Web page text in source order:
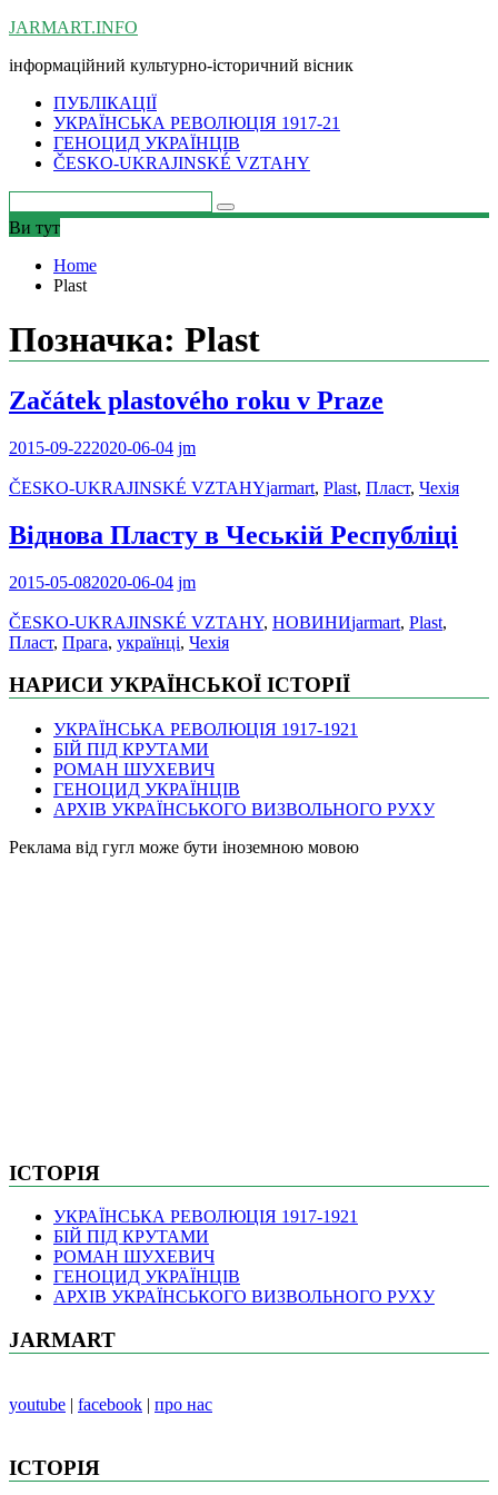
Skip
content
JARMART.INFO
інформаційний культурно-історичний вісник
ПУБЛІКАЦІЇ
УКРАЇНСЬКА РЕВОЛЮЦІЯ 1917-21
ГЕНОЦИД УКРАЇНЦІВ
ČESKO-UKRAJINSKÉ VZTAHY
Ви тут
Home
Plast
Позначка: Plast
Začátek plastového roku v Praze
2015-09-222020-06-04 jm
ČESKO-UKRAJINSKÉ VZTAHYjarmart, Plast, Пласт, Чехія
Віднова Пласту в Чеській Республіці
2015-05-082020-06-04 jm
ČESKO-UKRAJINSKÉ VZTAHY, НОВИНИjarmart, Plast,
Пласт, Прага, українці, Чехія
НАРИСИ УКРАЇНСЬКОЇ ІСТОРІЇ
УКРАЇНСЬКА РЕВОЛЮЦІЯ 1917-1921
БІЙ ПІД КРУТАМИ
РОМАН ШУХЕВИЧ
ГЕНОЦИД УКРАЇНЦІВ
АРХІВ УКРАЇНСЬКОГО ВИЗВОЛЬНОГО РУХУ
Pеклама від гугл може бути іноземною мовою
ІСТОРІЯ
УКРАЇНСЬКА РЕВОЛЮЦІЯ 1917-1921
БІЙ ПІД КРУТАМИ
РОМАН ШУХЕВИЧ
ГЕНОЦИД УКРАЇНЦІВ
АРХІВ УКРАЇНСЬКОГО ВИЗВОЛЬНОГО РУХУ
JARMART
youtube | facebook | про нас
ІСТОРІЯ